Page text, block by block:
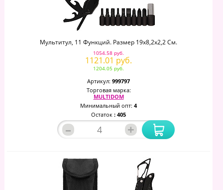
Мультитул, 11 Функций. Размер 19х8,2х2,2 См.
1054.58 руб.
1121.01 руб.
1204.05 руб.
Артикул: 999797
Торговая марка:
MULTIDOM
Минимальный опт: 4
Остаток : 405
– +